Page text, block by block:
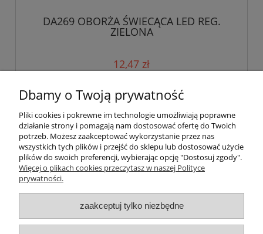
DA269 OBORŻA ŚWIECĄCA LED REG.
ZIELONA
12,47 zł
do koszyka
« 1 2 3 »
Pomoc
Moje konto
Dbamy o Twoją prywatność
Pliki cookies i pokrewne im technologie umożliwiają poprawne
działanie strony i pomagają nam dostosować ofertę do Twoich
potrzeb. Możesz zaakceptować wykorzystanie przez nas
wszystkich tych plików i przejść do sklepu lub dostosować użycie
plików do swoich preferencji, wybierając opcję "Dostosuj zgody".
Więcej o plikach cookies przeczytasz w naszej Polityce
prywatności.
zaakceptuj tylko niezbędne